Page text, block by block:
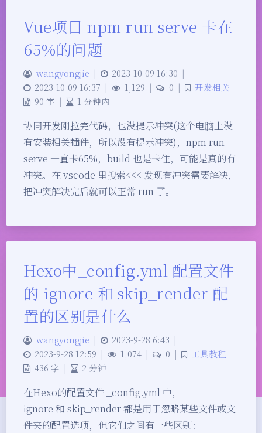
Vue项目 npm run serve 卡在
65%的问题
wangyongjie | 2023-10-09 16:30 |
2023-10-09 16:37 | 1,129 | 0 |
开发相关
90 字 | 1 分钟内
协同开发刚拉完代码，也没提示冲突(这个电脑上没
有安装相关插件，所以没有提示冲突)，npm run
serve 一直卡65%，build 也是卡住，可能是真的有
冲突。在 vscode 里搜索<<< 发现有冲突需要解决，
把冲突解决完后就可以正常 run 了。
Hexo中_config.yml 配置文件
的 ignore 和 skip_render 配
置的区别是什么
wangyongjie | 2023-9-28 6:43 |
2023-9-28 12:59 | 1,074 | 0 |
工具教程
436 字 | 2 分钟
在Hexo的配置文件 _config.yml 中，
ignore 和 skip_render 都是用于忽略某些文件或文
件夹的配置选项，但它们之间有一些区别：